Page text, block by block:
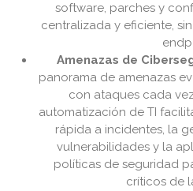
software, parches y
centralizada y eficiente,
Amenazas de
panorama de amenazas
con ataques cada
automatización de TI
rápida a incidentes, la
vulnerabilidades y la
políticas de seguridad
críticos de